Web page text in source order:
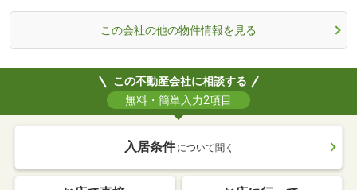
この会社の他の物件情報を見る
この不動産会社に相談する
無料・簡単入力2項目
入居条件 について聞く